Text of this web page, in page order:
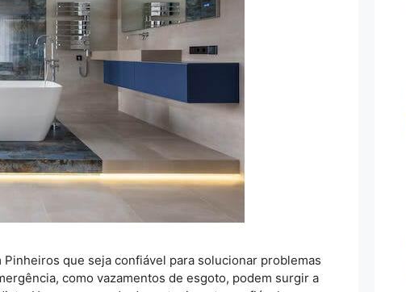
que seja confiável para solucionar problemas
como vazamentos de esgoto, podem surgir a